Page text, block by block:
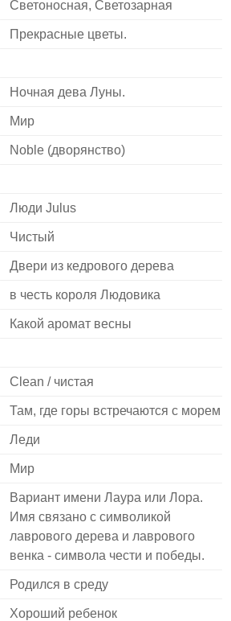
Светоносная, Светозарная
Прекрасные цветы.
Ночная дева Луны.
Мир
Noble (дворянство)
Люди Julus
Чистый
Двери из кедрового дерева
в честь короля Людовика
Какой аромат весны
Clean / чистая
Там, где горы встречаются с морем
Леди
Мир
Вариант имени Лаура или Лора.
Имя связано с символикой
лаврового дерева и лаврового
венка - символа чести и победы.
Родился в среду
Хороший ребенок